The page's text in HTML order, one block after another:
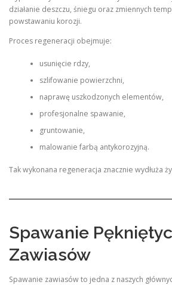
działanie deszczu, śniegu oraz zmiennych
powstawaniu korozji.
Proces regeneracji obejmuje:
usunięcie rdzy,
szlifowanie powierzchni,
naprawę uszkodzonych elementów,
profesjonalne spawanie,
gruntowanie,
malowanie farbą antykorozyjną.
Tak wykonana regeneracja znacznie wydłuża
Spawanie
Zawiasów
Spawanie zawiasów to jedna z naszych